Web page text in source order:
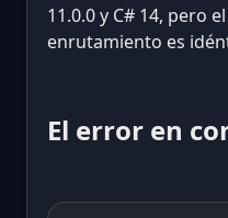
11.0.0 y C# 14, pero
enrutamiento es
El error en